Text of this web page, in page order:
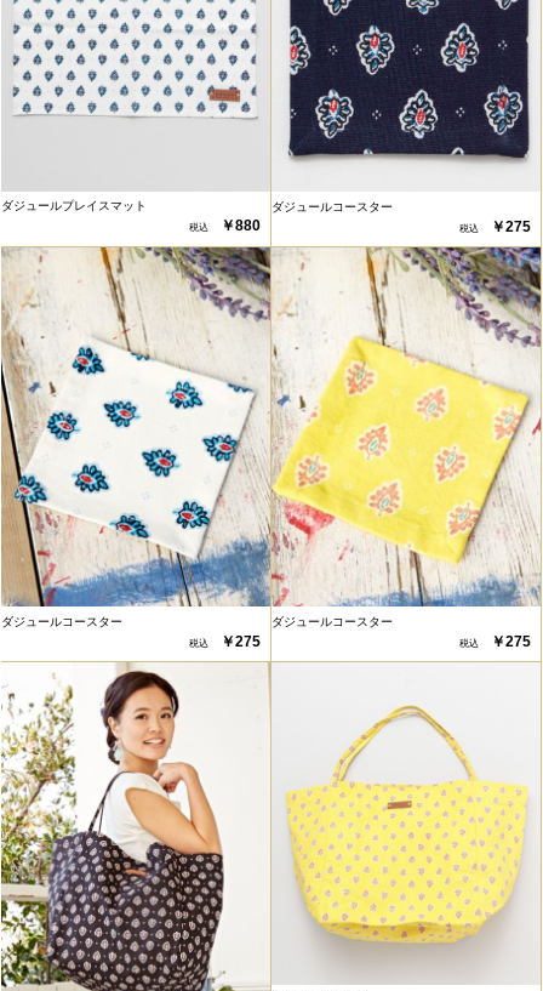
ダジュールプレイスマット
￥880
ダジュールコースター
￥275
ダジュールコースター
￥275
ダジュールコースター
￥275